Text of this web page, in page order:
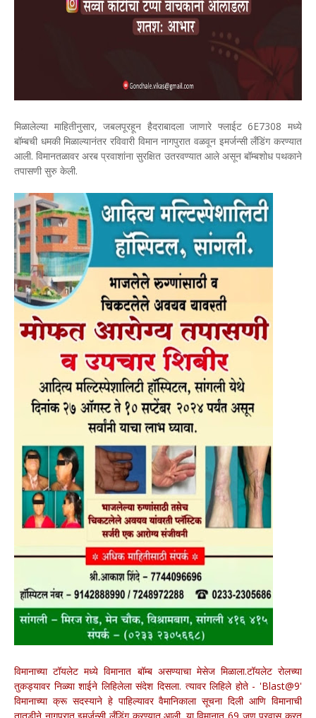
मिळालेल्या माहितीनुसार, जबलपूरहून हैदराबादला जाणारे फ्लाईट 6E7308 मध्ये
बॉम्बची धमकी मिळाल्यानंतर रविवारी विमान नागपुरात वळवून इमर्जन्सी लँडिंग करण्यात
आली. विमानतळावर अरब प्रवाशांना सुरक्षित उतरवण्यात आले असून बॉम्बशोध पथकाने
तपासणी सुरु केली.
विमानाच्या टॉयलेट मध्ये विमानात बॉम्ब असण्याचा मेसेज मिळाला.टॉयलेट रोलच्या
तुकड्यावर निळ्या शाईने लिहिलेला संदेश दिसला. त्यावर लिहिले होते - 'Blast@9'
विमानाच्या क्रू सदस्याने हे पाहिल्यावर वैमानिकाला सूचना दिली आणि विमानाची